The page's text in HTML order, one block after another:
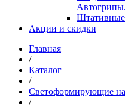
Акции и скидки
Главная
/
Каталог
/
Светоформирующие
/